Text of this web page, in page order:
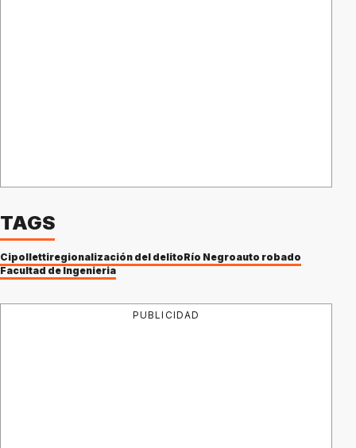
TAGS
Cipollettiregionalización del delitoRío Negroauto robado
Facultad de Ingenieria
PUBLICIDAD